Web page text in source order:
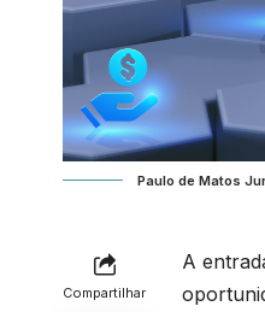
Paulo de Matos
Compartilhar
A